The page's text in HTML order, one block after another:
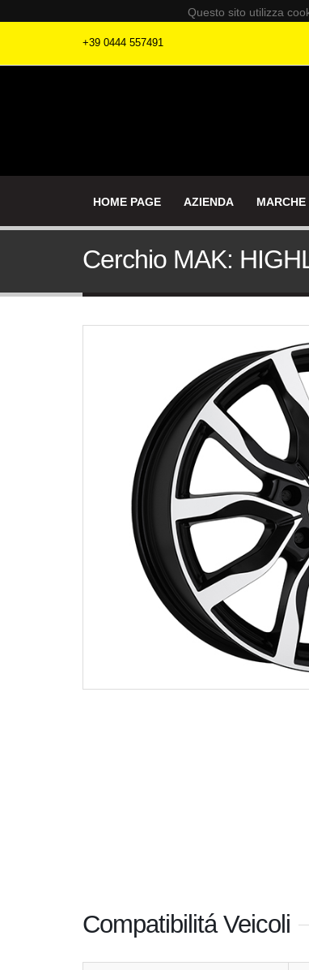
Questo sito utilizza
+39 0444 557491
HOME PAGE AZIENDA MARCHE
Cerchio MAK:
Compatibilitá Veicoli